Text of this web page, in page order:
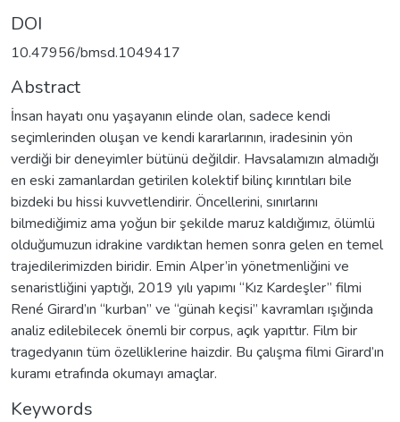
DOI
10.47956/bmsd.1049417
Abstract
İnsan hayatı onu yaşayanın elinde olan, sadece kendi
seçimlerinden oluşan ve kendi kararlarının, iradesinin yön
verdiği bir deneyimler bütünü değildir. Havsalamızın almadığı
en eski zamanlardan getirilen kolektif bilinç kırıntıları bile
bizdeki bu hissi kuvvetlendirir. Öncellerini, sınırlarını
bilmediğimiz ama yoğun bir şekilde maruz kaldığımız, ölümlü
olduğumuzun idrakine vardıktan hemen sonra gelen en temel
trajedilerimizden biridir. Emin Alper’in yönetmenliğini ve
senaristliğini yaptığı, 2019 yılı yapımı “Kız Kardeşler” filmi
René Girard’ın “kurban” ve “günah keçisi” kavramları ışığında
analiz edilebilecek önemli bir corpus, açık yapıttır. Film bir
tragedyanın tüm özelliklerine haizdir. Bu çalışma filmi Girard’ın
kuramı etrafında okumayı amaçlar.
Keywords